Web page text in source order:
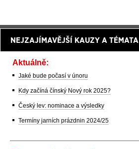
NEJZAJÍMAVĚJŠÍ KAUZY A TÉMATA
Aktuálně:
Jaké bude počasí v únoru
Kdy začíná čínský Nový rok 2025?
Český lev: nominace a výsledky
Termíny jarních prázdnin 2024/25